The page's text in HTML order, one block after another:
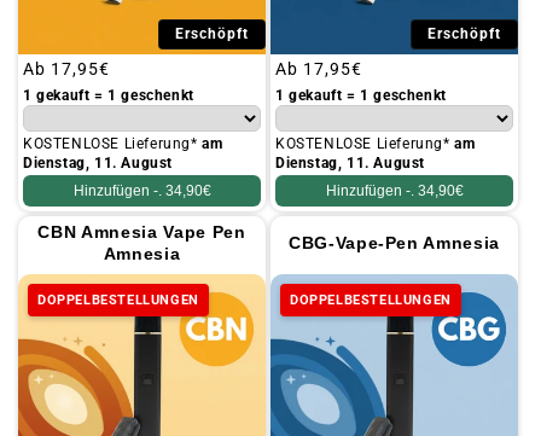
Erschöpft
Üblicher
Preis
Ab 17,95€
1 gekauft = 1 geschenkt
KOSTENLOSE Lieferung*am
Dienstag, 11. August
Hinzufügen -. 34,90€
Erschöpft
Üblicher
Preis
Ab 17,95€
1 gekauft = 1 geschenkt
KOSTENLOSE Lieferung*am
Dienstag, 11. August
Hinzufügen -. 34,90€
CBN Amnesia Vape Pen
Amnesia
DOPPELBESTELLUNGEN
CBG-Vape-Pen Amnesia
DOPPELBESTELLUNGEN